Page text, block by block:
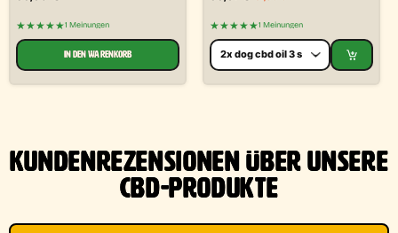
★★★★★1 Meinungen
IN DEN WARENKORB
★★★★★1 Meinungen
KUNDENREZENSIONEN ÜBER UNSERE
CBD-PRODUKTE